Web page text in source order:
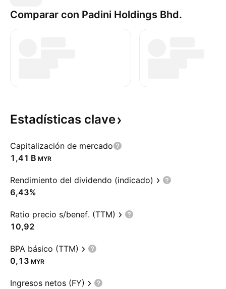
Comparar con Padini Holdings Bhd.
Estadísticas clave
Capitalización de mercado
‪1,41 B‬ MYR
Rendimiento del dividendo (indicado)
6,43%
Ratio precio s/benef. (TTM)
10,92
BPA básico (TTM)
0,13 MYR
Ingresos netos (FY)